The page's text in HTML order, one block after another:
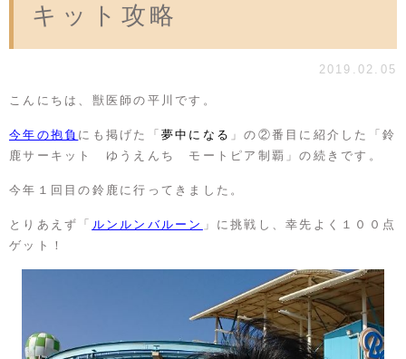
キット攻略
2019.02.05
こんにちは、獣医師の平川です。
今年の抱負 にも掲げた「 夢中になる 」の②番目に紹介した「鈴
鹿サーキット ゆうえんち モートピア制覇」の続きです。
今年１回目の鈴鹿に行ってきました。
とりあえず「 ルンルンバルーン 」に挑戦し、幸先よく１００点
ゲット！